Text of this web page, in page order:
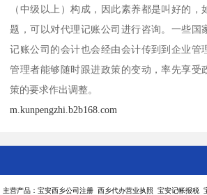
（中级以上）构成，因此素养都是叫好的
题，可以对代理记账公司进行咨询。一些国
记账公司的会计也会经由会计传到到企业管
管理者能够随时跟进政策的变动，率先享受
策的要求作出调整。
m.kunpengzhi.b2b168.com
主营产品：宝安西乡公司注册 西乡代办营业执照 宝安记帐报税